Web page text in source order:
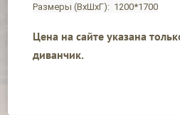
Размеры (ВхШхГ): 1200*1700
Цена на сайте указана
диванчик.